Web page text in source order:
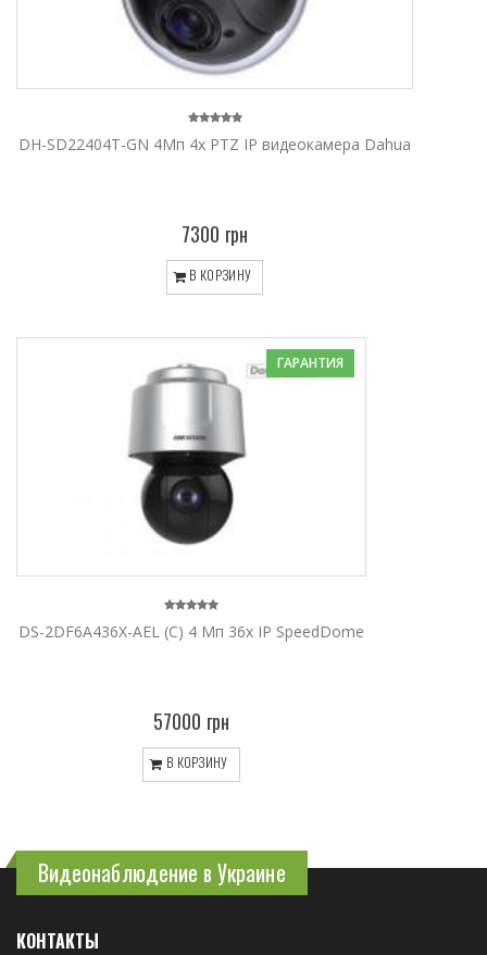
DH-SD22404T-GN 4Мп 4х PTZ IP видеокамера Dahua
7300 грн
В КОРЗИНУ
ГАРАНТИЯ
DS-2DF6A436X-AEL (C) 4 Мп 36х IP SpeedDome
57000 грн
В КОРЗИНУ
Видеонаблюдение в Украине
КОНТАКТЫ